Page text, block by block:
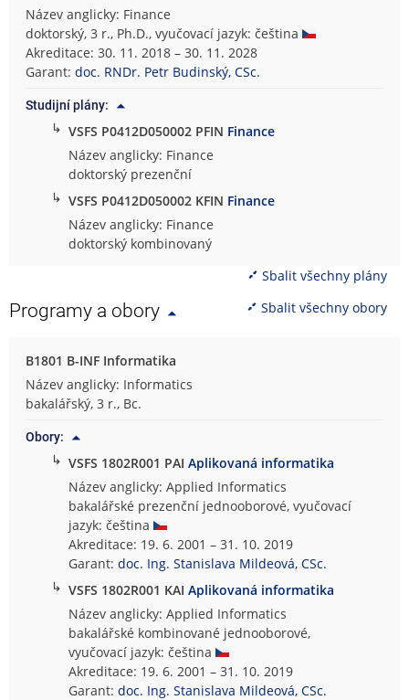
Název anglicky: Finance
doktorský, 3 r., Ph.D., vyučovací jazyk: čeština
Akreditace: 30. 11. 2018 – 30. 11. 2028
Garant:doc. RNDr. Petr Budinský, CSc.
Studijní plány:
↳ VSFS P0412D050002 PFIN Finance
Název anglicky: Finance
doktorský prezenční
↳ VSFS P0412D050002 KFIN Finance
Název anglicky: Finance
doktorský kombinovaný
Sbalit všechny plány
Programy a obory Sbalit všechny obory
B1801 B-INF Informatika
Název anglicky: Informatics
bakalářský, 3 r., Bc.
Obory:
↳ VSFS 1802R001 PAIAplikovaná informatika
Název anglicky: Applied Informatics
bakalářské prezenční jednooborové, vyučovací
jazyk: čeština
Akreditace: 19. 6. 2001 – 31. 10. 2019
Garant:doc. Ing. Stanislava Mildeová, CSc.
↳ VSFS 1802R001 KAIAplikovaná informatika
Název anglicky: Applied Informatics
bakalářské kombinované jednooborové,
vyučovací jazyk: čeština
Akreditace: 19. 6. 2001 – 31. 10. 2019
Garant:doc. Ing. Stanislava Mildeová, CSc.